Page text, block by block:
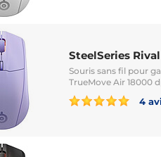
SteelSeries
Souris sans fil pour
TrueMove Air 18000
4